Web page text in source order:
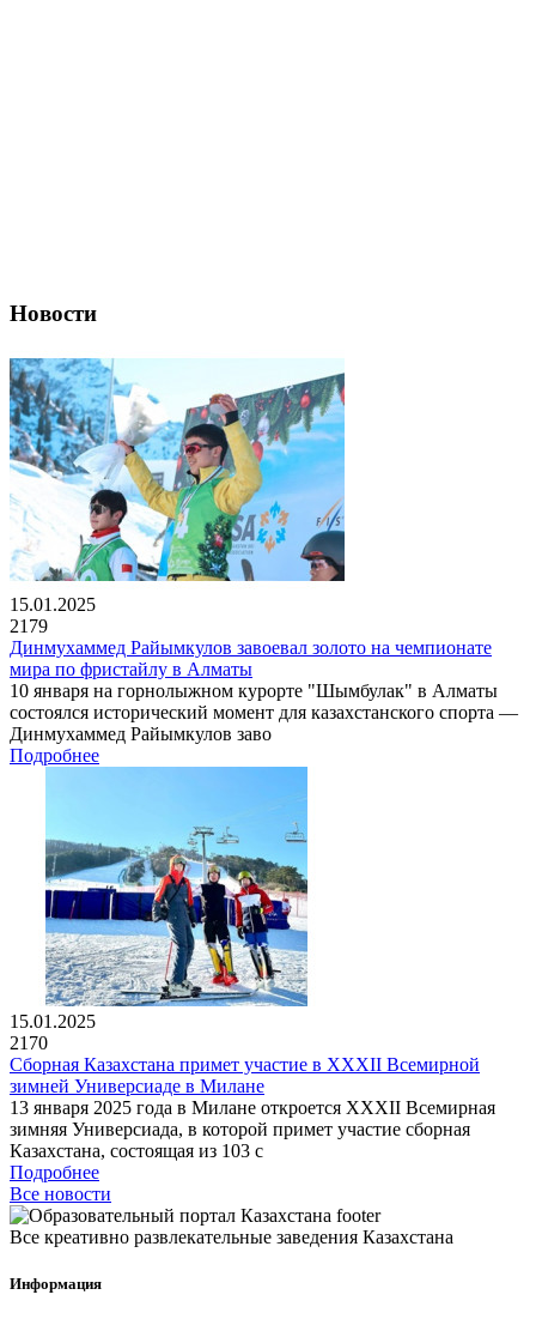
Новости
15.01.2025
2179
Динмухаммед Райымкулов завоевал золото на чемпионате
мира по фристайлу в Алматы
10 января на горнолыжном курорте "Шымбулак" в Алматы
состоялся исторический момент для казахстанского спорта —
Динмухаммед Райымкулов заво
Подробнее
15.01.2025
2170
Сборная Казахстана примет участие в XXXII Всемирной
зимней Универсиаде в Милане
13 января 2025 года в Милане откроется XXXII Всемирная
зимняя Универсиада, в которой примет участие сборная
Казахстана, состоящая из 103 с
Подробнее
Все новости
Все креативно развлекательные заведения Казахстана
Информация